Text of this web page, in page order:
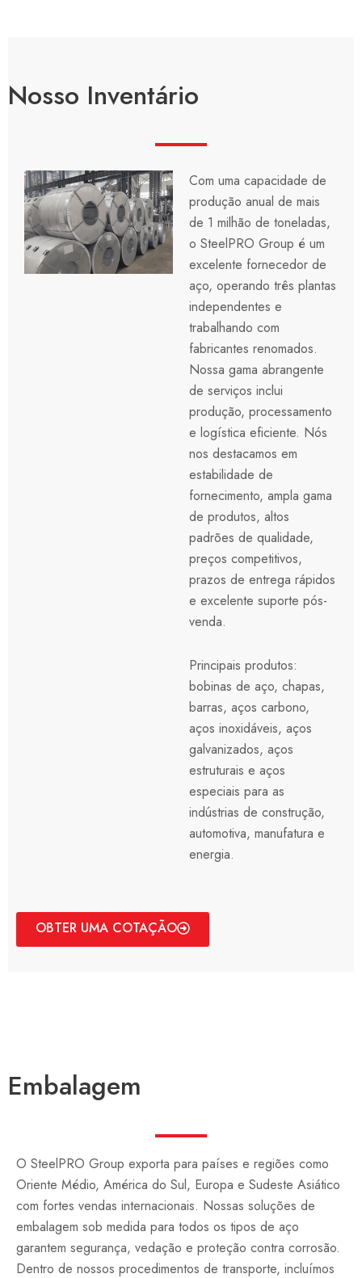
Nosso Inventário
Com uma capacidade de
produção anual de mais
de 1 milhão de toneladas,
o SteelPRO Group é um
excelente fornecedor de
aço, operando três plantas
independentes e
trabalhando com
fabricantes renomados.
Nossa gama abrangente
de serviços inclui
produção, processamento
e logística eficiente. Nós
nos destacamos em
estabilidade de
fornecimento, ampla gama
de produtos, altos
padrões de qualidade,
preços competitivos,
prazos de entrega rápidos
e excelente suporte pós-
venda.
Principais produtos:
bobinas de aço, chapas,
barras, aços carbono,
aços inoxidáveis, aços
galvanizados, aços
estruturais e aços
especiais para as
indústrias de construção,
automotiva, manufatura e
energia.
OBTER UMA COTAÇÃO
Embalagem
O SteelPRO Group exporta para países e regiões como
Oriente Médio, América do Sul, Europa e Sudeste Asiático
com fortes vendas internacionais. Nossas soluções de
embalagem sob medida para todos os tipos de aço
garantem segurança, vedação e proteção contra corrosão.
Dentro de nossos procedimentos de transporte, incluímos